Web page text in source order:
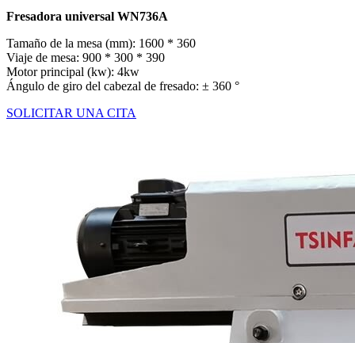
Fresadora universal WN736A
Tamaño de la mesa (mm): 1600 * 360
Viaje de mesa: 900 * 300 * 390
Motor principal (kw): 4kw
Ángulo de giro del cabezal de fresado: ± 360 °
SOLICITAR UNA CITA